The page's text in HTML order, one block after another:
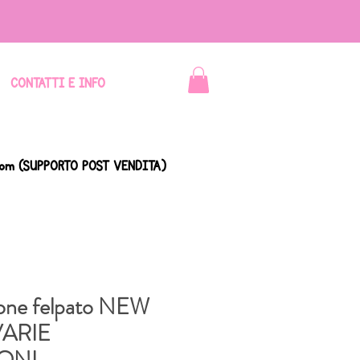
CONTATTI E INFO
(SUPPORTO POST VENDITA)
felpato NEW